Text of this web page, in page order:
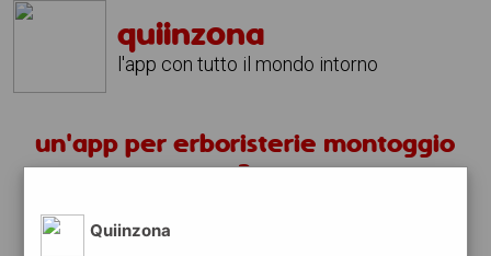
quiinzona
l'app con tutto il mondo intorno
un'app per erboristerie montoggio
?
scarica gratis app
Quiinzona